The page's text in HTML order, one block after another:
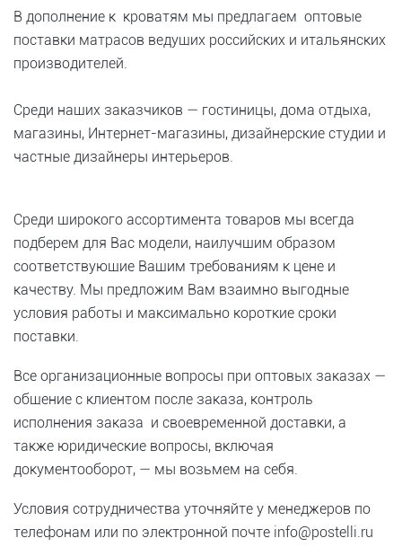
В дополнение к кроватям мы предлагаем оптовые
поставки матрасов ведущих российских и итальянских
производителей.
Среди наших заказчиков — гостиницы, дома отдыха,
магазины, Интернет-магазины, дизайнерские студии и
частные дизайнеры интерьеров.
Среди широкого ассортимента товаров мы всегда
подберем для Вас модели, наилучшим образом
соответствующие Вашим требованиям к цене и
качеству. Мы предложим Вам взаимно выгодные
условия работы и максимально короткие сроки
поставки.
Все организационные вопросы при оптовых заказах —
общение с клиентом после заказа, контроль
исполнения заказа и своевременной доставки, а
также юридические вопросы, включая
документооборот, — мы возьмем на себя.
Условия сотрудничества уточняйте у менеджеров по
телефонам или по электронной почте info@postelli.ru